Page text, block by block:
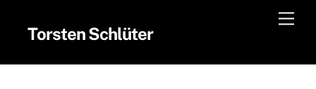
contentTorsten Schlüter